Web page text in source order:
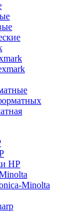
HP
Minolta